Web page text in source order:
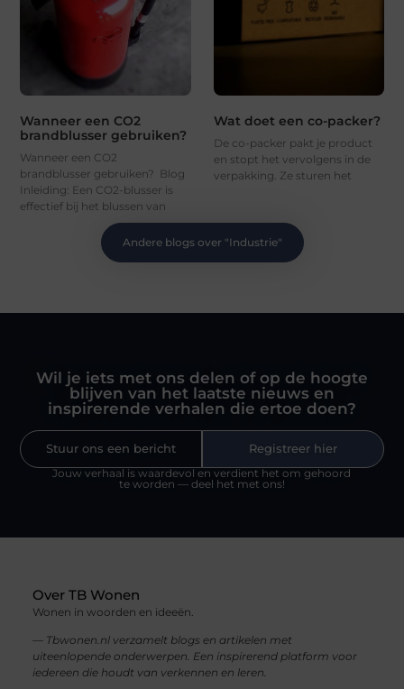
Wanneer een CO2
brandblusser gebruiken?
Wanneer een CO2
brandblusser gebruiken? Blog
Inleiding: Een CO2-blusser is
effectief bij het blussen van
Wat doet een co-packer?
De co-packer pakt je product
en stopt het vervolgens in de
verpakking. Ze sturen het
Andere blogs over "Industrie"
Wil je iets met ons delen of op de hoogte
blijven van het laatste nieuws en
inspirerende verhalen die ertoe doen?
Stuur ons een bericht
Registreer hier
Jouw verhaal is waardevol en verdient het om gehoord
te worden — deel het met ons!
Over TB Wonen
Wonen in woorden en ideeën.
— Tbwonen.nl verzamelt blogs en artikelen met
uiteenlopende onderwerpen. Een inspirerend platform voor
iedereen die houdt van verkennen en leren.